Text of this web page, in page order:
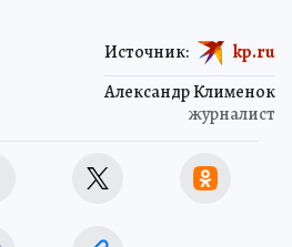
Александр Клименок
журналист
Источник: kp.ru